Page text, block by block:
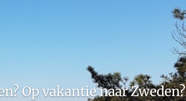
Op vakantie naar Zweden?